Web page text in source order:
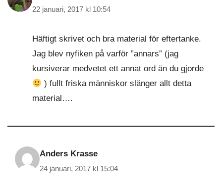
22 januari, 2017 kl 10:54
Häftigt skrivet och bra material för eftertanke.
Jag blev nyfiken på varför ”annars” (jag
kursiverar medvetet ett annat ord än du gjorde
) fullt friska människor slänger allt detta
material….
Anders Krasse
24 januari, 2017 kl 15:04